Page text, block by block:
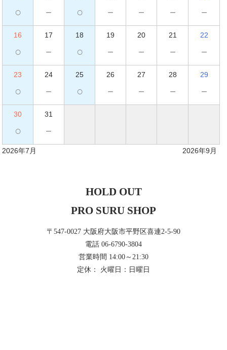
○ － ○ － － － －
16
○
17
－
18
○
19
－
20
－
21
－
22
－
23
○
24
－
25
○
26
－
27
－
28
－
29
－
30
○
31
－
2026年7月 2026年9月
HOLD OUT
PRO SURU SHOP
〒547-0027 大阪府大阪市平野区喜連2-5-90
電話 06-6790-3804
営業時間 14:00～21:30
定休： 火曜日：日曜日